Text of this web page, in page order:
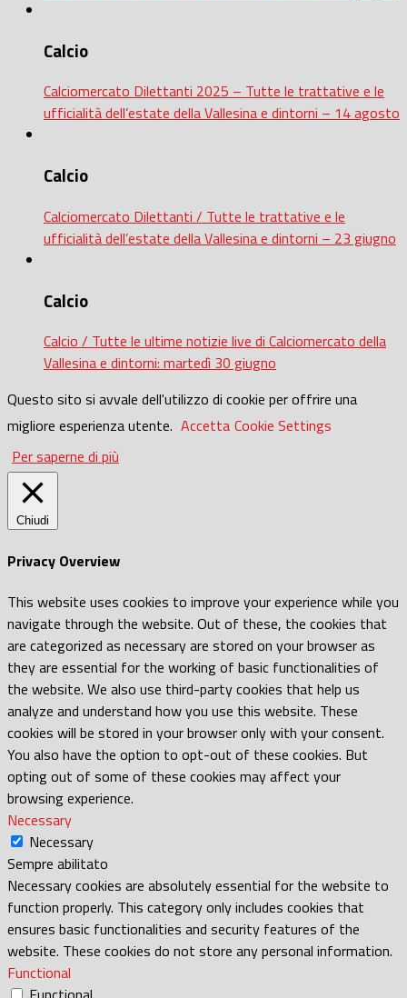
Calcio
Calciomercato Dilettanti 2025 – Tutte le trattative e le
ufficialità dell’estate della Vallesina e dintorni – 14 agosto
Calcio
Calciomercato Dilettanti / Tutte le trattative e le
ufficialità dell’estate della Vallesina e dintorni – 23 giugno
Calcio
Calcio / Tutte le ultime notizie live di Calciomercato della
Vallesina e dintorni: martedì 30 giugno
Questo sito si avvale dell'utilizzo di cookie per offrire una
migliore esperienza utente. Accetta Cookie Settings
Per saperne di più
Chiudi
Privacy Overview
This website uses cookies to improve your experience while you
navigate through the website. Out of these, the cookies that
are categorized as necessary are stored on your browser as
they are essential for the working of basic functionalities of
the website. We also use third-party cookies that help us
analyze and understand how you use this website. These
cookies will be stored in your browser only with your consent.
You also have the option to opt-out of these cookies. But
opting out of some of these cookies may affect your
browsing experience.
Necessary
Necessary
Sempre abilitato
Necessary cookies are absolutely essential for the website to
function properly. This category only includes cookies that
ensures basic functionalities and security features of the
website. These cookies do not store any personal information.
Functional